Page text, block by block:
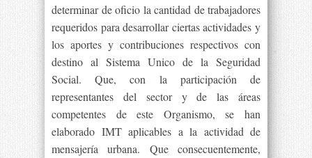
determinar de oficio la cantidad de trabajadores
requeridos para desarrollar ciertas actividades y
los aportes y contribuciones respectivos con
destino al Sistema Unico de la Seguridad
Social. Que, con la participación de
representantes del sector y de las áreas
competentes de este Organismo, se han
elaborado IMT aplicables a la actividad de
mensajería urbana. Que consecuentemente,